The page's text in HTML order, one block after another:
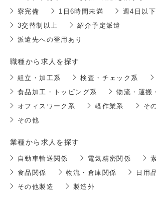
寮完備
1日6時間未満
週4日以
3交替制以上
紹介予定派遣
派遣先への登用あり
職種から求人を探す
組立・加工系 検査・チェック系
食品加工・トッピング系
物流・運搬
オフィスワーク系
軽作業系
そ
その他
業種から求人を探す
自動車輸送関係 電気精密関係
食品関係
物流・倉庫関係
日用
その他製造
製造外